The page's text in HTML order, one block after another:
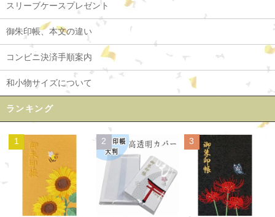
スリーブケースプレゼント
御朱印帳、本文の違い
コンビニ決済手順案内
和小物サイズについて
ランキング
1 2 3